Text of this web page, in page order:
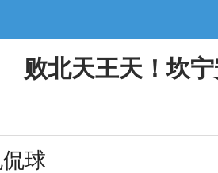
败北天王天！坎
球